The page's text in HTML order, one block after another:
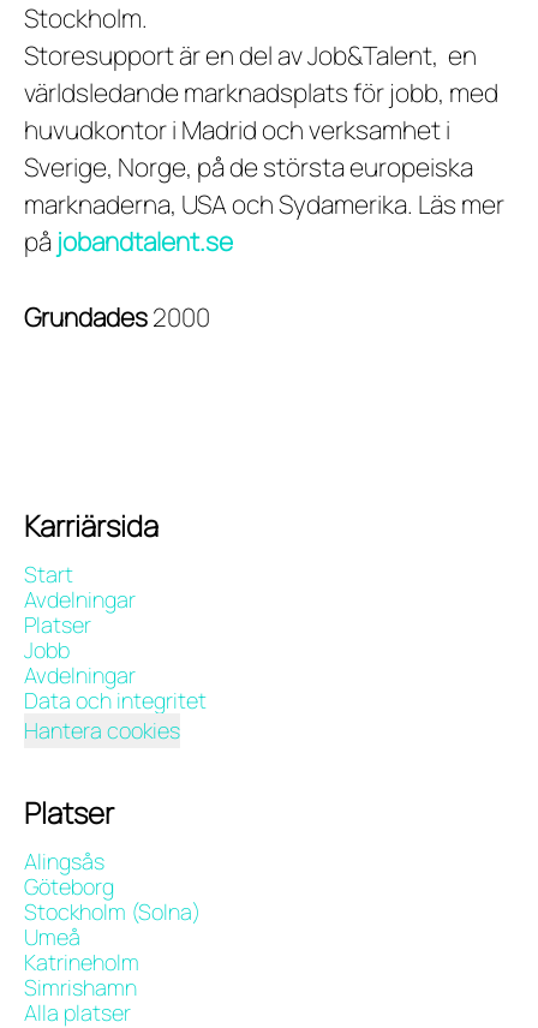
Stockholm.
Storesupport är en del av Job&Talent, en
världsledande marknadsplats för jobb, med
huvudkontor i Madrid och verksamhet i
Sverige, Norge, på de största europeiska
marknaderna, USA och Sydamerika. Läs mer
på jobandtalent.se
Grundades2000
Karriärsida
Start
Avdelningar
Platser
Jobb
Avdelningar
Data och integritet
Hantera cookies
Platser
Alingsås
Göteborg
Stockholm (Solna)
Umeå
Katrineholm
Simrishamn
Alla platser